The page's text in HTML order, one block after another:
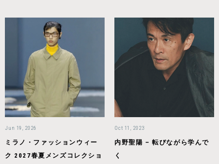
Jun 19, 2026
ミラノ・ファッションウィー
ク 2027春夏メンズコレクショ
Oct 11, 2023
内野聖陽 – 転びながら学んで
く